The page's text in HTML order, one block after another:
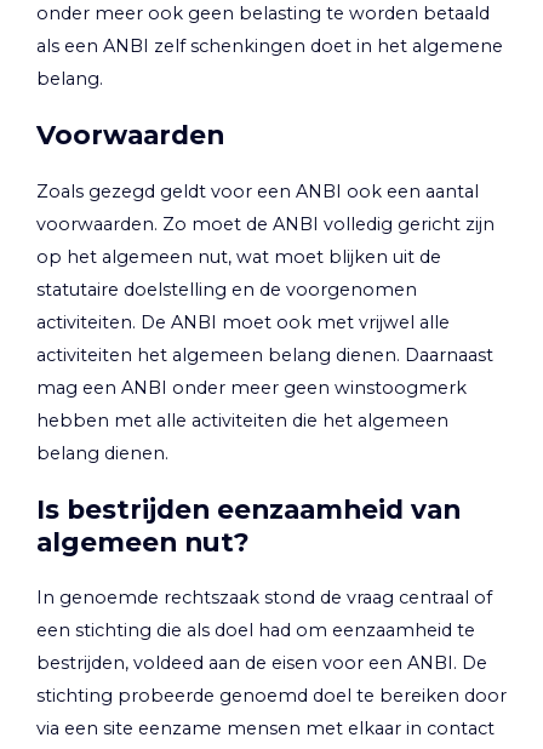
onder meer ook geen belasting te worden betaald
als een ANBI zelf schenkingen doet in het algemene
belang.
Voorwaarden
Zoals gezegd geldt voor een ANBI ook een aantal
voorwaarden. Zo moet de ANBI volledig gericht zijn
op het algemeen nut, wat moet blijken uit de
statutaire doelstelling en de voorgenomen
activiteiten. De ANBI moet ook met vrijwel alle
activiteiten het algemeen belang dienen. Daarnaast
mag een ANBI onder meer geen winstoogmerk
hebben met alle activiteiten die het algemeen
belang dienen.
Is bestrijden eenzaamheid van
algemeen nut?
In genoemde rechtszaak stond de vraag centraal of
een stichting die als doel had om eenzaamheid te
bestrijden, voldeed aan de eisen voor een ANBI. De
stichting probeerde genoemd doel te bereiken door
via een site eenzame mensen met elkaar in contact